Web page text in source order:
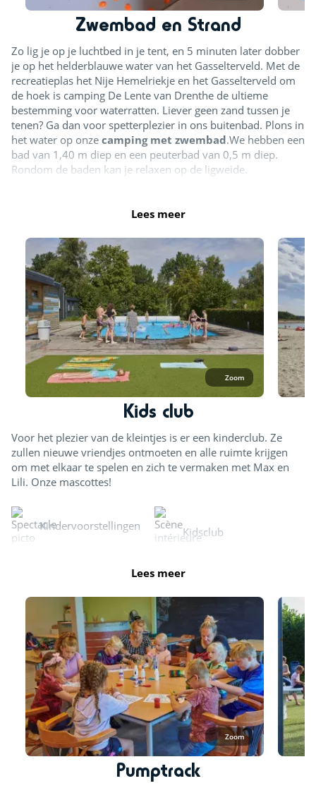
Zwembad en Strand
Zo lig je op je luchtbed in je tent, en 5 minuten later dobber
je op het helderblauwe water van het Gasselterveld. Met de
recreatieplas het Nije Hemelriekje en het Gasselterveld om
de hoek is camping De Lente van Drenthe de ultieme
bestemming voor waterratten. Liever geen zand tussen je
tenen? Ga dan voor spetterplezier in ons buitenbad. Plons in
het water op onze camping met zwembad.We hebben een
bad van 1,40 m diep en een peuterbad van 0,5 m diep.
Rondom de baden kan je relaxen op de ligweide.
, afhankelijk van de weersomstandigheden.
Buitenzwembad Strand
Lees meer
Zoom
Kids club
Voor het plezier van de kleintjes is er een kinderclub. Ze
zullen nieuwe vriendjes ontmoeten en alle ruimte krijgen
om met elkaar te spelen en zich te vermaken met Max en
Lili. Onze mascottes!
Kindervoorstellingen Kidsclub
Lees meer
Zoom
Pumptrack